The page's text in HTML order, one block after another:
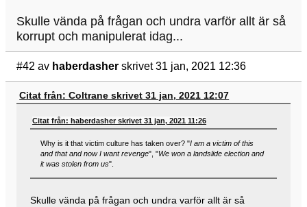
Skulle vända på frågan och undra varför allt är så
korrupt och manipulerat idag...
#42 av haberdasher skrivet 31 jan, 2021 12:36
Citat från: Coltrane skrivet 31 jan, 2021 12:07
Citat från: haberdasher skrivet 31 jan, 2021 11:26
Why is it that victim culture has taken over? "I am a victim of this
and that and now I want revenge", "We won a landslide election and
it was stolen from us".
Skulle vända på frågan och undra varför allt är så